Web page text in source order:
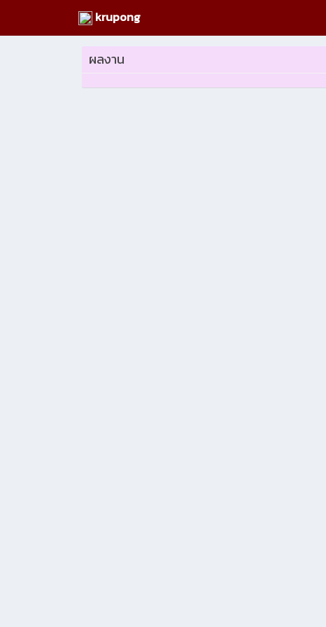
krupong
ผลงาน